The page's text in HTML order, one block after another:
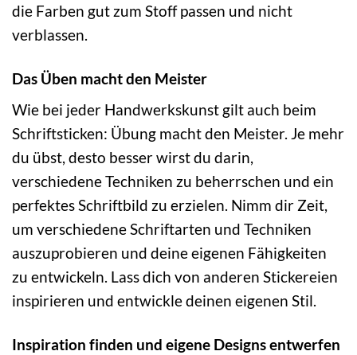
die Farben gut zum Stoff passen und nicht
verblassen.
Das Üben macht den Meister
Wie bei jeder Handwerkskunst gilt auch beim
Schriftsticken: Übung macht den Meister. Je mehr
du übst, desto besser wirst du darin,
verschiedene Techniken zu beherrschen und ein
perfektes Schriftbild zu erzielen. Nimm dir Zeit,
um verschiedene Schriftarten und Techniken
auszuprobieren und deine eigenen Fähigkeiten
zu entwickeln. Lass dich von anderen Stickereien
inspirieren und entwickle deinen eigenen Stil.
Inspiration finden und eigene Designs entwerfen